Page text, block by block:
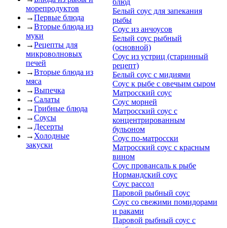
морепродуктов
→Первые блюда
→Вторые блюда из
муки
→Рецепты для
микроволновых
печей
→Вторые блюда из
мяса
→Выпечка
→Салаты
→Грибные блюда
→Соусы
→ Десерты
→ Холодные
закуски
блюд
Белый соус для запекания
рыбы
Соус из анчоусов
Белый соус рыбный
(основной)
Соус из устриц (старинный
рецепт)
Белый соус с мидиями
Соус к рыбе с овечьим сыром
Матросский соус
Соус морней
Матросский соус с
концентрированным
бульоном
Соус по-матросски
Матросский соус с красным
вином
Соус провансаль к рыбе
Нормандский соус
Соус рассол
Паровой рыбный соус
Соус со свежими помидорами
и раками
Паровой рыбный соус с